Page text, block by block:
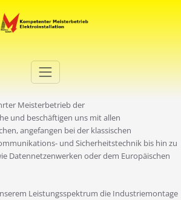
Meisterbetrieb der
und beschäftigen uns mit allen
angefangen bei der klassischen
und Sicherheitstechnik bis hin zu
Datennetzenwerken oder dem Europäischen
Leistungsspektrum die Industriemontage